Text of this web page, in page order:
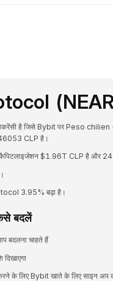
है जिसे Bybit पर Peso chilien
CLP है।
$1.96T CLP है और 24
3.95% बढ़ा है।
बदलें
बदलना चाहते हैं
के लिए Bybit खाते के लिए साइन अप